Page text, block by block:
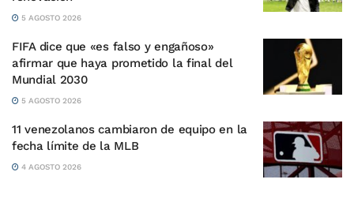
5 AGOSTO 2026
FIFA dice que «es falso y engañoso»
afirmar que haya prometido la final del
Mundial 2030
5 AGOSTO 2026
11 venezolanos cambiaron de equipo en la
fecha límite de la MLB
4 AGOSTO 2026